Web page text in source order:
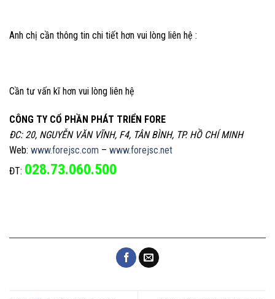
Anh chị cần thông tin chi tiết hơn vui lòng liên hệ :
Cần tư vấn kĩ hơn vui lòng liên hệ
CÔNG TY CỔ PHẦN PHÁT TRIỂN FORE
ĐC: 20, NGUYỄN VĂN VĨNH, F4, TÂN BÌNH, TP. HỒ CHÍ MINH
Web: www.forejsc.com – www.forejsc.net
ĐT: 028.73.060.500